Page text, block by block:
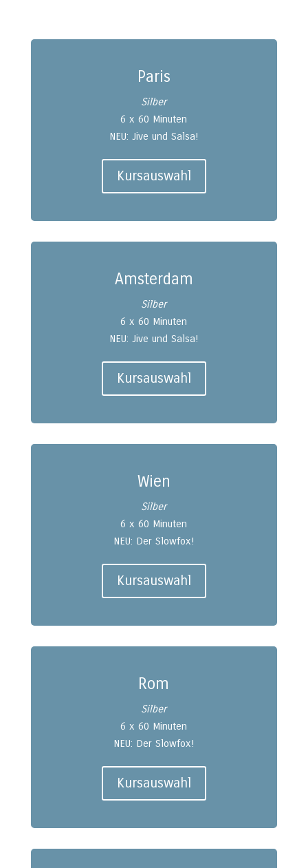
Paris
Silber
6 x 60 Minuten
NEU: Jive und Salsa!
Kursauswahl
Amsterdam
Silber
6 x 60 Minuten
NEU: Jive und Salsa!
Kursauswahl
Wien
Silber
6 x 60 Minuten
NEU: Der Slowfox!
Kursauswahl
Rom
Silber
6 x 60 Minuten
NEU: Der Slowfox!
Kursauswahl